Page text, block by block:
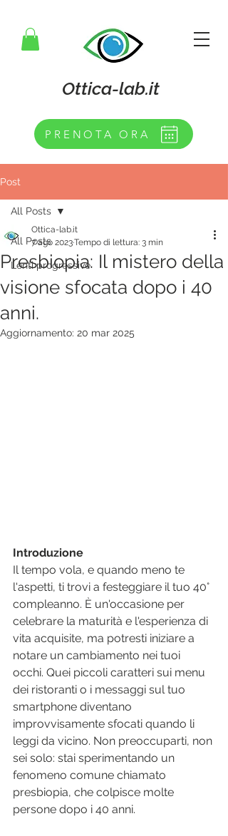
Ottica-lab.it
PRENOTA ORA
Post
All Posts
Lenti progressive
All Posts
Presbiopia: Il mistero della
visione sfocata dopo i 40
anni.
Ottica-lab.it
7 ago 2023Tempo di lettura: 3 min
Aggiornamento: 20 mar 2025
Introduzione
Il tempo vola, e quando meno te
l'aspetti, ti trovi a festeggiare il tuo 40°
compleanno. È un'occasione per
celebrare la maturità e l'esperienza di
vita acquisite, ma potresti iniziare a
notare un cambiamento nei tuoi
occhi. Quei piccoli caratteri sui menu
dei ristoranti o i messaggi sul tuo
smartphone diventano
improvvisamente sfocati quando li
leggi da vicino. Non preoccuparti, non
sei solo: stai sperimentando un
fenomeno comune chiamato
presbiopia, che colpisce molte
persone dopo i 40 anni.